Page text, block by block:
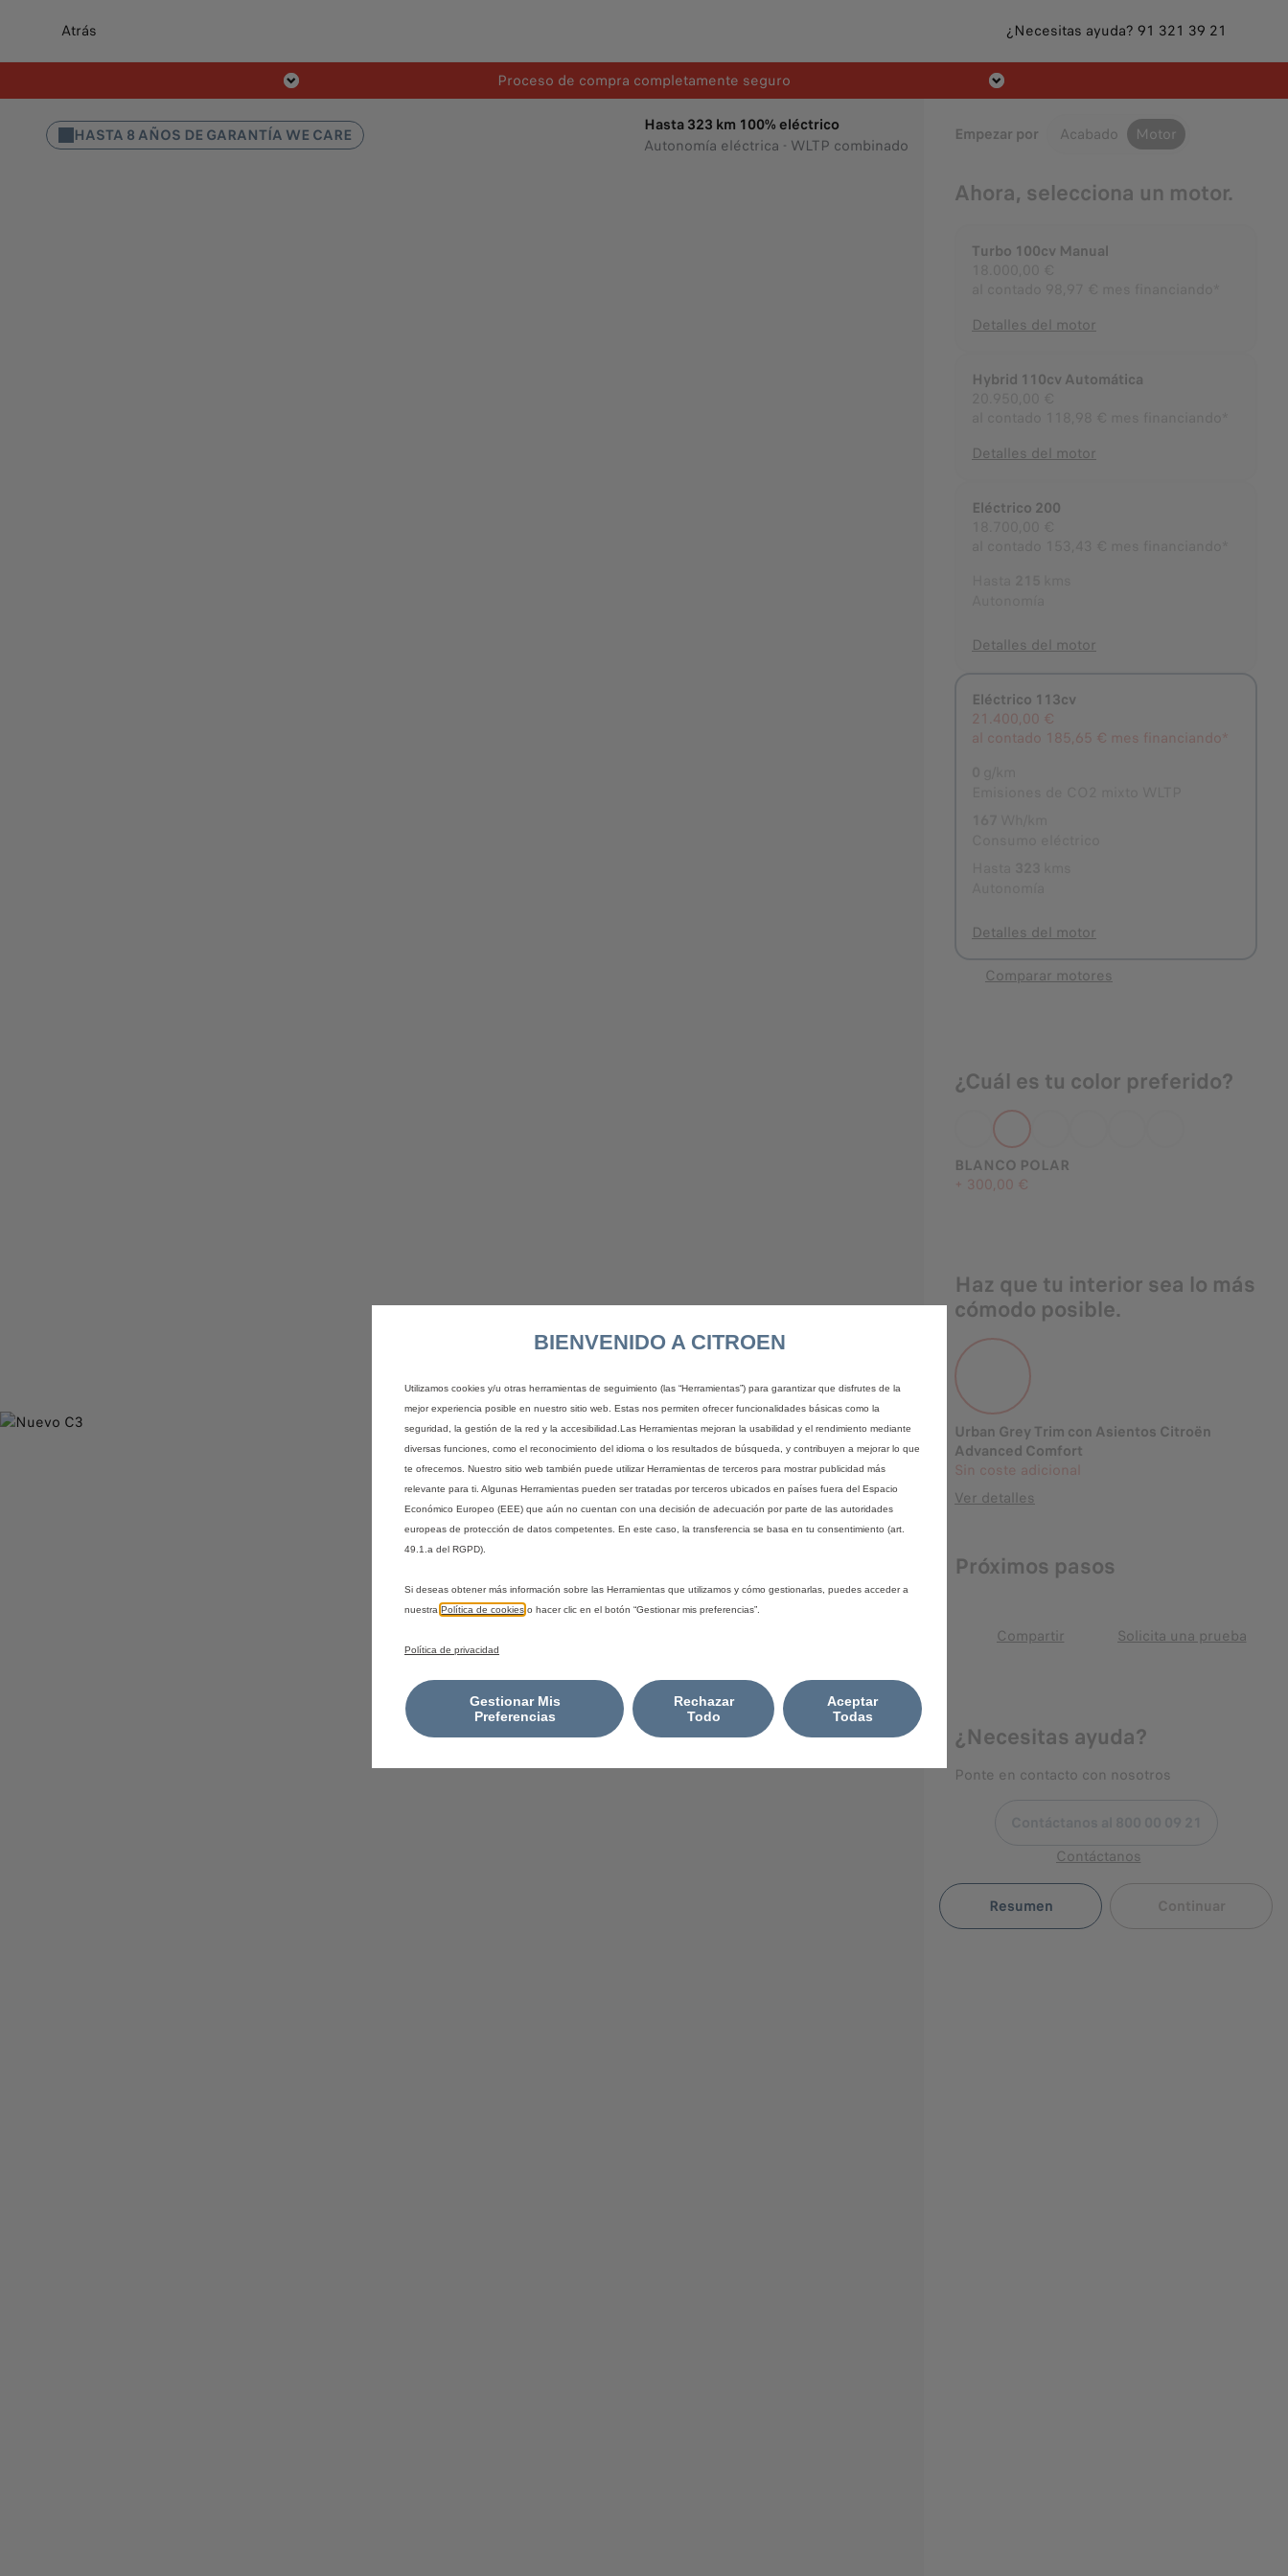
Atrás ¿Necesitas ayuda? 91 321 39 21
Proceso de compra completamente seguro
HASTA 8 AÑOS DE GARANTÍA WE CARE
Hasta 323 km 100% eléctrico
Autonomía eléctrica - WLTP combinado
Empezar por Acabado Motor
Ahora, selecciona un motor.
Turbo 100cv Manual
Detalles del motor
Hybrid 110cv Automática
Detalles del motor
Eléctrico 200
Detalles del motor
Eléctrico 113cv
21.400,00 €
al contado 185,65 € mes financiando*
Seleccionado
Detalles del motor
Comparar motores
¿Cuál es tu color preferido?
BLANCO POLAR
+ 300,00 €
Haz que tu interior sea lo más
cómodo posible.
Urban Grey Trim con Asientos Citroën
Advanced Comfort
Sin coste adicional
Ver detalles
Próximos pasos
Compartir Solicita una prueba
¿Necesitas ayuda?
Ponte en contacto con nosotros
Contáctanos
Resumen Continuar
BIENVENIDO A CITROEN
Utilizamos cookies y/u otras herramientas de seguimiento (las “Herramientas”) para garantizar que disfrutes de la
mejor experiencia posible en nuestro sitio web. Estas nos permiten ofrecer funcionalidades básicas como la
seguridad, la gestión de la red y la accesibilidad.Las Herramientas mejoran la usabilidad y el rendimiento mediante
diversas funciones, como el reconocimiento del idioma o los resultados de búsqueda, y contribuyen a mejorar lo que
te ofrecemos. Nuestro sitio web también puede utilizar Herramientas de terceros para mostrar publicidad más
relevante para ti. Algunas Herramientas pueden ser tratadas por terceros ubicados en países fuera del Espacio
Económico Europeo (EEE) que aún no cuentan con una decisión de adecuación por parte de las autoridades
europeas de protección de datos competentes. En este caso, la transferencia se basa en tu consentimiento (art.
49.1.a del RGPD).
Si deseas obtener más información sobre las Herramientas que utilizamos y cómo gestionarlas, puedes acceder a
nuestra Política de cookies o hacer clic en el botón “Gestionar mis preferencias”.
Política de privacidad
Gestionar Mis
Preferencias
Aceptar
Todas
Rechazar
Todo